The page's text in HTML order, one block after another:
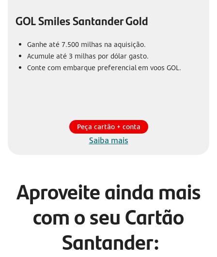
GOL Smiles Santander Gold
Ganhe até 7.500 milhas na aquisição.
Acumule até 3 milhas por dólar gasto.
Conte com embarque preferencial em voos GOL.
Peça cartão + conta
Saiba mais
Aproveite ainda mais
com o seu Cartão
Santander: